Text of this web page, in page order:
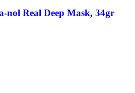
nol Real Deep Mask, 34gr